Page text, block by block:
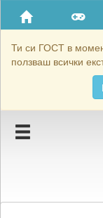
Ти си ГОСТ в
ползваш всички
Приятели
Хронология на
Подаръците на
Картичките на
Блокирай